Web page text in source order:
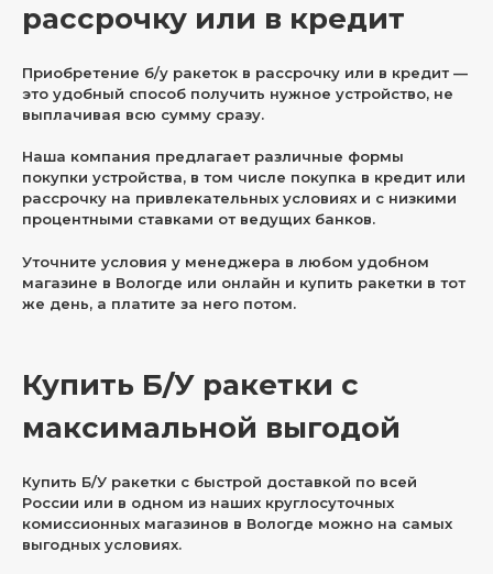
рассрочку или в кредит
Приобретение б/у ракеток в рассрочку или в кредит —
это удобный способ получить нужное устройство, не
выплачивая всю сумму сразу.
Наша компания предлагает различные формы
покупки устройства, в том числе покупка в кредит или
рассрочку на привлекательных условиях и с низкими
процентными ставками от ведущих банков.
Уточните условия у менеджера в любом удобном
магазине в Вологде или онлайн и купить ракетки в тот
же день, а платите за него потом.
Купить Б/У ракетки с
максимальной выгодой
Купить Б/У ракетки с быстрой доставкой по всей
России или в одном из наших круглосуточных
комиссионных магазинов в Вологде можно на самых
выгодных условиях.